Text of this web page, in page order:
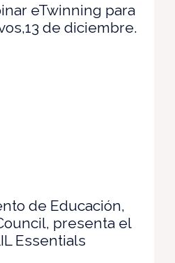
eTwinning para
de diciembre.
de Educación,
presenta el
Essentials